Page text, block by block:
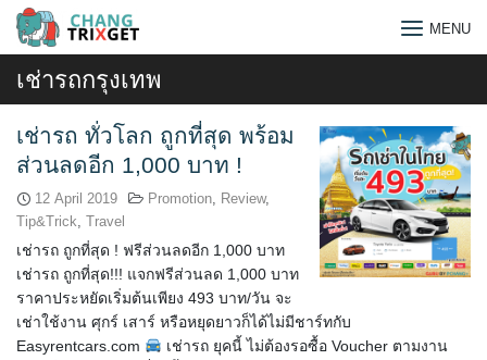
Skip
content
MENU
เช่ารถกรุงเทพ
เช่ารถ ทั่วโลก ถูกที่สุด พร้อม
ส่วนลดอีก 1,000 บาท !
12 April 2019 Promotion, Review,
Tip&Trick, Travel
เช่ารถ ถูกที่สุด ! ฟรีส่วนลดอีก 1,000 บาท
เช่ารถ ถูกที่สุด!!! แจกฟรีส่วนลด 1,000 บาท
ราคาประหยัดเริ่มต้นเพียง 493 บาท/วัน จะ
เช่าใช้งาน ศุกร์ เสาร์ หรือหยุดยาวก็ได้ไม่มีชาร์ทกับ
Easyrentcars.com
เช่ารถ ยุคนี้ ไม่ต้องรอซื้อ Voucher ตามงาน